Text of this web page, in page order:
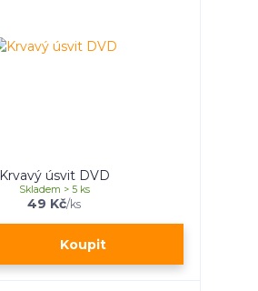
Krvavý úsvit DVD
49 Kč/ks
Skladem > 5 ks
Koupit